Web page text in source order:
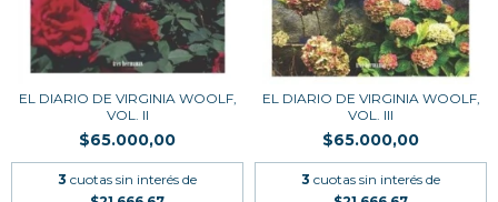
EL DIARIO DE VIRGINIA WOOLF,
VOL. II
$65.000,00
3 cuotas sin interés de
EL DIARIO DE VIRGINIA WOOLF,
VOL. III
$65.000,00
3 cuotas sin interés de